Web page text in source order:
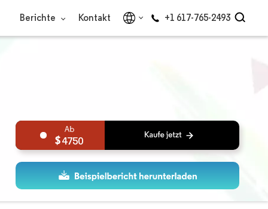
Berichte Kontakt +1 617-765-2493
4750